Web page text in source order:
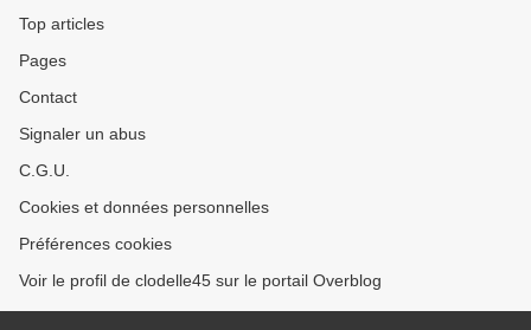
Top articles
Pages
Contact
Signaler un abus
C.G.U.
Cookies et données personnelles
Préférences cookies
Voir le profil de clodelle45 sur le portail Overblog